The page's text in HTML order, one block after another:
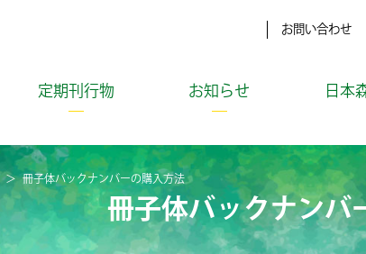
お問い合わせ
定期刊行物 お知らせ 日本
冊子体バックナンバーの購入方法
冊子体バックナンバ